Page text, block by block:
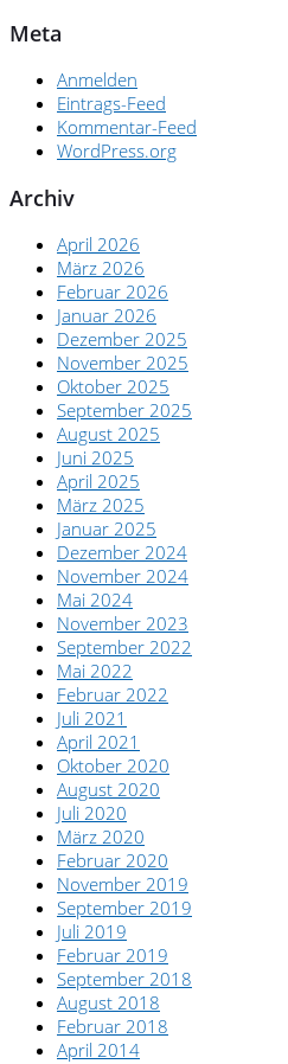
Meta
Anmelden
Eintrags-Feed
Kommentar-Feed
WordPress.org
Archiv
April 2026
März 2026
Februar 2026
Januar 2026
Dezember 2025
November 2025
Oktober 2025
September 2025
August 2025
Juni 2025
April 2025
März 2025
Januar 2025
Dezember 2024
November 2024
Mai 2024
November 2023
September 2022
Mai 2022
Februar 2022
Juli 2021
April 2021
Oktober 2020
August 2020
Juli 2020
März 2020
Februar 2020
November 2019
September 2019
Juli 2019
Februar 2019
September 2018
August 2018
Februar 2018
April 2014